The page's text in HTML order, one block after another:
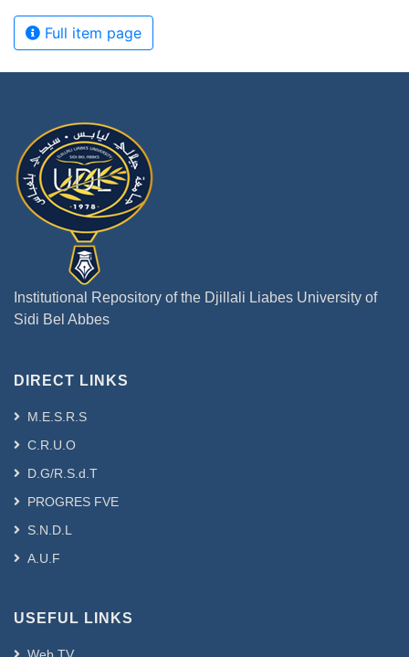
Full item page
Institutional Repository of the Djillali Liabes University of
Sidi Bel Abbes
DIRECT LINKS
M.E.S.R.S
C.R.U.O
D.G/R.S.d.T
PROGRES FVE
S.N.D.L
A.U.F
USEFUL LINKS